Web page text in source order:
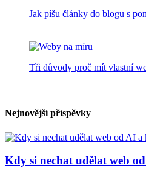
Jak píšu články do blogu s
Tři důvody proč mít vlastní
Nejnovější příspěvky
Kdy si nechat udělat web